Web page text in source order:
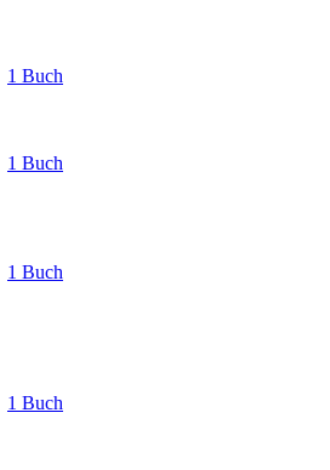
1 Buch
1 Buch
1 Buch
1 Buch